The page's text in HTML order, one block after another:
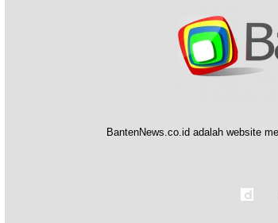
BantenNews.co.id adalah website